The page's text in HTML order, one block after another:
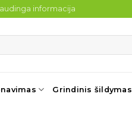
informacija
Grindinis šildymas